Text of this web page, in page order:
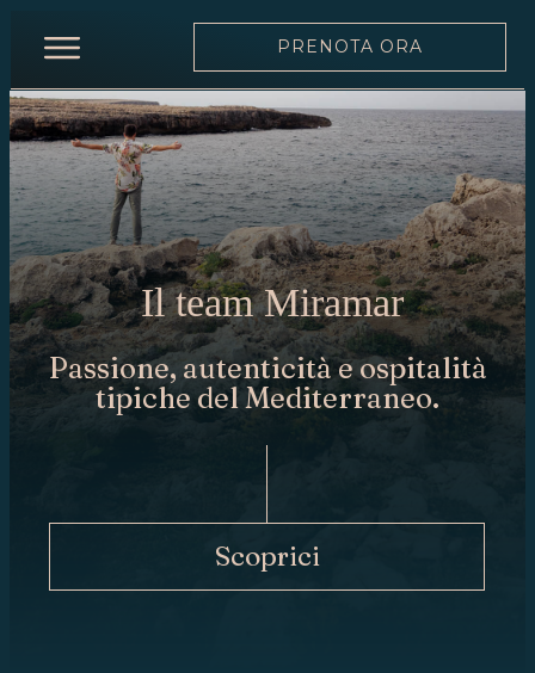
INIZIO
RISTORANTE
MENÙ
CARTA
DEI
VINI
SQUADRA
MOONLIGHT
PRENOTA
PRENOTA ORA
Il team Miramar
Passione, autenticità e ospitalità
tipiche del Mediterraneo.
Scoprici